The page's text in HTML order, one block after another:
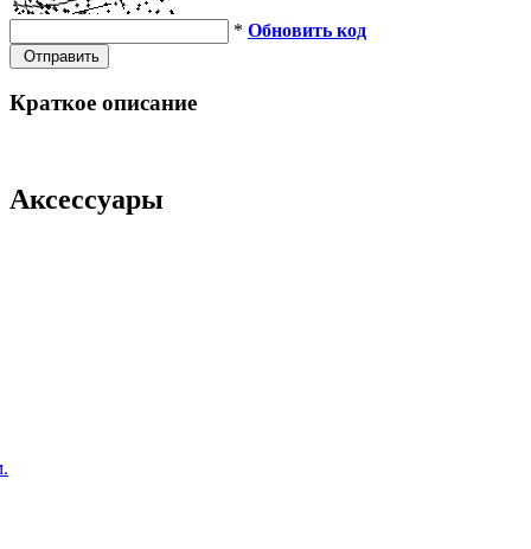
* Обновить код
Отправить
Краткое описание
Аксессуары